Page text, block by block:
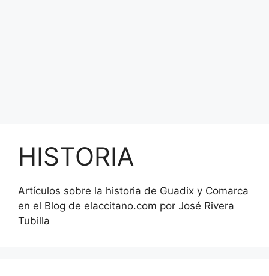
HISTORIA
Artículos sobre la historia de Guadix y Comarca
en el Blog de elaccitano.com por José Rivera
Tubilla